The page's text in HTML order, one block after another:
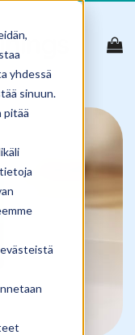
yhdessä
sinuun.
pitää